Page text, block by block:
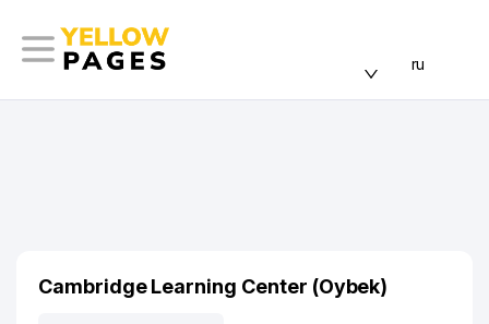
ru
Cambridge Learning Center (Oybek)